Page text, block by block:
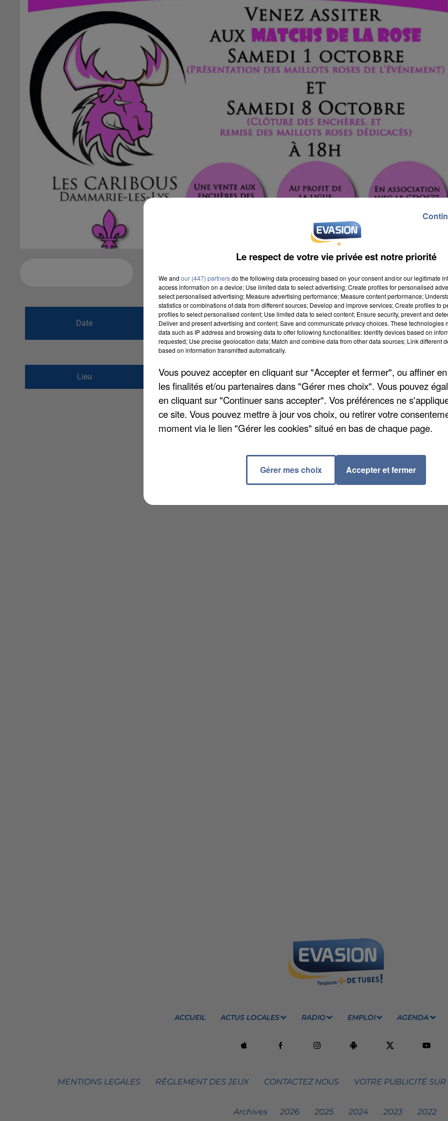
Date
du1er octobre 2016 à 9h00
au1er octobre 2016 à 19h59
Lieu
PATINOIRE DE DAMMARIE LES LYS, 824 Avenue du LYS. LA CARTIONNERIE
77190 DAMMARIE LES LYS
ACCUEIL ACTUS LOCALES RADIO EMPLOI AGENDA
MENTIONS LEGALES RÈGLEMENT DES JEUX CONTACTEZ NOUS VOTRE PUBLICITÉ
Archives 2026 2025 2024 2023 2022
Le respect de votre vie privée est notre priorité
We and our (447) partnersdo the following data processing based on your consent and/or our legitimate
access information on a device; Use limited data to select advertising; Create profiles for personalised
select personalised advertising; Measure advertising performance; Measure content performance;
statistics or combinations of data from different sources; Develop and improve services; Create profiles to
profiles to select personalised content; Use limited data to select content; Ensure security, prevent and
Deliver and present advertising and content; Save and communicate privacy choices. These technologies
data such as IP address and browsing data to offer following functionalities: Identify devices based on
requested; Use precise geolocation data; Match and combine data from other data sources; Link different
based on information transmitted automatically.
Vous pouvez accepter en cliquant sur "Accepter et fermer", ou affiner
les finalités et/ou partenaires dans "Gérer mes choix". Vous pouvez
en cliquant sur "Continuer sans accepter". Vos préférences ne
ce site. Vous pouvez mettre à jour vos choix, ou retirer votre
moment via le lien "Gérer les cookies" situé en bas de chaque page.
Gérer mes choix Accepter et fermer